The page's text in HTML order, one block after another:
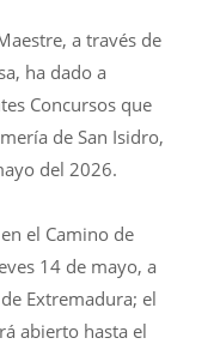
a través de
ha dado a
Concursos que
de San Isidro,
del 2026.
el Camino de
14 de mayo, a
Extremadura; el
abierto hasta el